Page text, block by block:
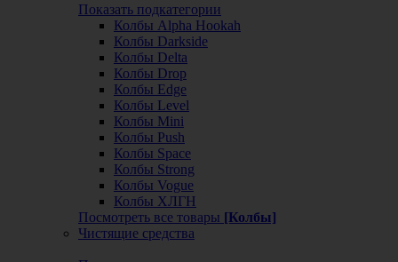
Показать подкатегории
Колбы Alpha Hookah
Колбы Darkside
Колбы Delta
Колбы Drop
Колбы Edge
Колбы Level
Колбы Mini
Колбы Push
Колбы Space
Колбы Strong
Колбы Vogue
Колбы ХЛГН
Посмотреть все товары [Колбы]
Чистящие средства